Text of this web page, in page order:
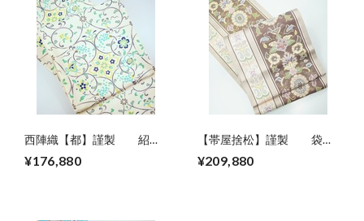
西陣織【都】謹製 紹巴
¥176,880
【帯屋捨松】謹製 袋
¥209,880